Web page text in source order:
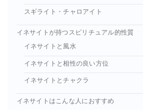
スギライト・チャロアイト
イネサイトが持つスピリチュアル的性質
イネサイトと風水
イネサイトと相性の良い方位
イネサイトとチャクラ
イネサイトはこんな人におすすめ